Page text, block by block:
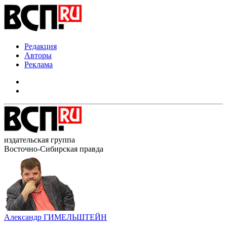
Редакция
Авторы
Реклама
издательская группа
Восточно-Сибирская правда
Александр ГИМЕЛЬШТЕЙН